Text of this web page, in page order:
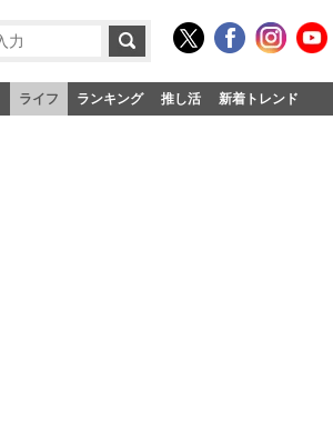
ライフ ランキング 推し活 新着トレンド